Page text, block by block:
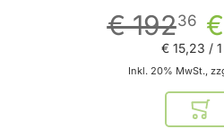
€ 19236
Inkl. 20% MwSt.,
€ 15,23 /
In